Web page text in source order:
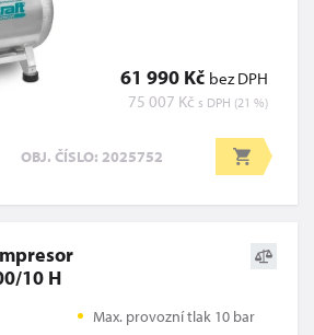
61 990 Kč bez DPH
75 007 Kč s DPH (21 %)
OBJ. ČÍSLO: 2025752
10 H
Max. provozní tlak 10 bar